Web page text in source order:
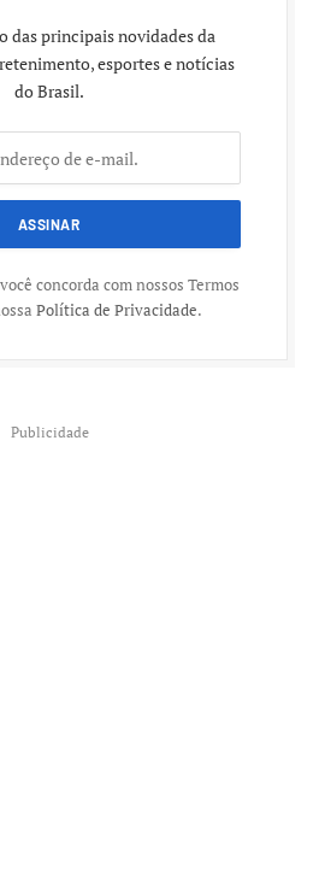
das principais novidades da
esportes e notícias
do Brasil.
concorda com nossos Termos
Política de Privacidade.
Publicidade